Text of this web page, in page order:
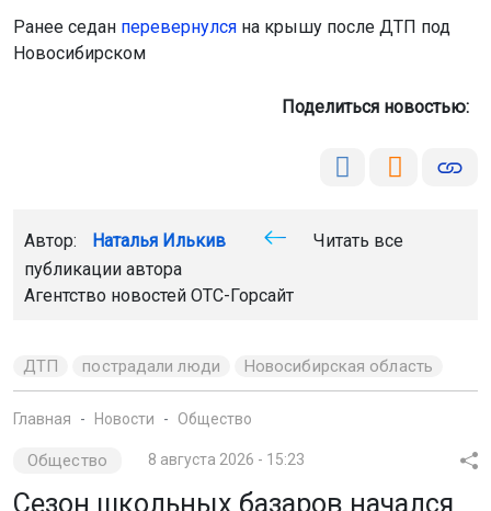
Ранее седан перевернулся на крышу после ДТП под
Новосибирском
Поделиться новостью:
Автор: Наталья Илькив
Читать все
публикации автора
Агентство новостей ОТС-Горсайт
ДТП пострадали люди Новосибирская область
Главная Новости Общество
Общество 8 августа 2026 - 15:23
Сезон школьных базаров начался